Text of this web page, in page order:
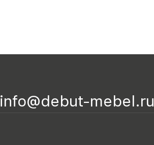
info@debut-mebel.ru